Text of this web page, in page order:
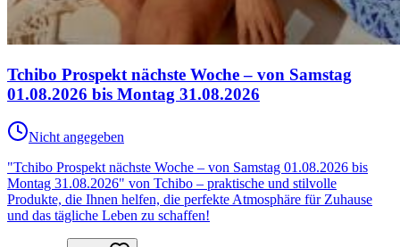
Tchibo Prospekt nächste Woche – von Samstag
01.08.2026 bis Montag 31.08.2026
Nicht angegeben
"Tchibo Prospekt nächste Woche – von Samstag 01.08.2026 bis
Montag 31.08.2026" von Tchibo – praktische und stilvolle
Produkte, die Ihnen helfen, die perfekte Atmosphäre für Zuhause
und das tägliche Leben zu schaffen!